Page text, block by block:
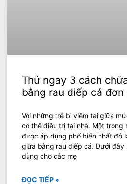
Thử ngay 3 cách
bằng rau diếp cá đơn
Với những trẻ bị viêm tai giữa
có thể điều trị tại nhà. Một trong
được áp dụng phổ biến nhất đó
giữa bằng rau diếp cá. Dưới đây
dùng cho các mẹ
ĐỌC TIẾP »